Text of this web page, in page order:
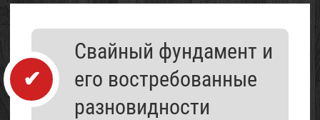
Свайный фундамент и
его востребованные
разновидности
Каталог
организаций